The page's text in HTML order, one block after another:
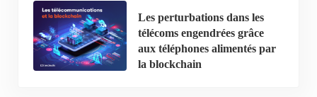
Les perturbations dans les
télécoms engendrées grâce
aux téléphones alimentés par
la blockchain